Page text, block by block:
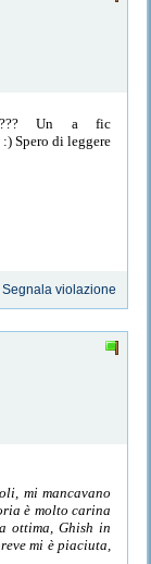
Un a fic
Spero di leggere
Segnala violazione
mi mancavano
è molto carina
ottima, Ghish in
mi è piaciuta,